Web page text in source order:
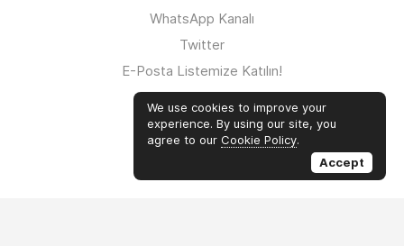
WhatsApp Kanalı
Twitter
E-Posta Listemize Katılın!
iklimsalatasi.org
Linkedin
sivlalan.com
We use cookies to improve your
experience. By using our site, you
agree to our Cookie Policy.
Accept